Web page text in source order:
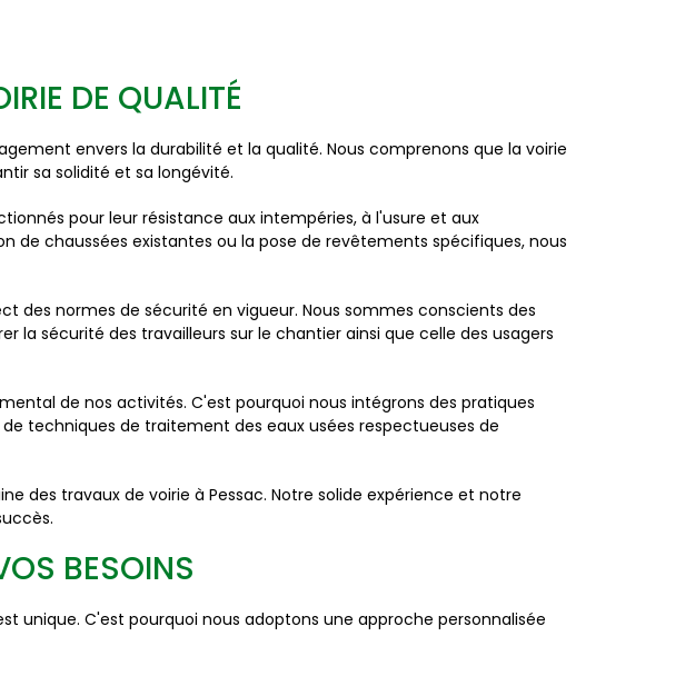
DE QUALITÉ
envers la durabilité et la qualité. Nous comprenons que la voirie
sa solidité et sa longévité.
pour leur résistance aux intempéries, à l'usure et aux
chaussées existantes ou la pose de revêtements spécifiques, nous
des normes de sécurité en vigueur. Nous sommes conscients des
la sécurité des travailleurs sur le chantier ainsi que celle des usagers
de nos activités. C'est pourquoi nous intégrons des pratiques
techniques de traitement des eaux usées respectueuses de
des travaux de voirie à Pessac. Notre solide expérience et notre
BESOINS
unique. C'est pourquoi nous adoptons une approche personnalisée